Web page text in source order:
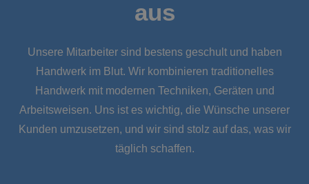
aus
Unsere Mitarbeiter sind bestens geschult und haben
Handwerk im Blut. Wir kombinieren traditionelles
Handwerk mit modernen Techniken, Geräten und
Arbeitsweisen. Uns ist es wichtig, die Wünsche unserer
Kunden umzusetzen, und wir sind stolz auf das, was wir
täglich schaffen.